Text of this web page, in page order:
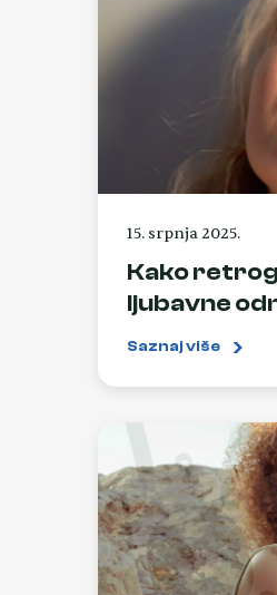
15. srpnja 2025.
Kako
ljubavne
Saznaj više